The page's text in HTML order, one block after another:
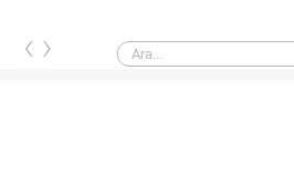
Tarihin ilk çağı nedir?
‹ ›